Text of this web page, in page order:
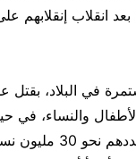
انقلاب إنقلابهم
في البلاد، بقتل
من السكان،